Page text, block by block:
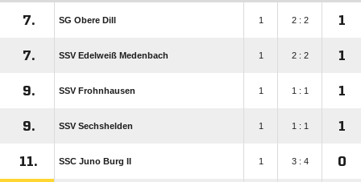
7. SG Obere Dill 1 2 : 2 1
7. SSV Edelweiß Medenbach 1 2 : 2 1
9. SSV Frohnhausen 1 1 : 1 1
9. SSV Sechshelden 1 1 : 1 1
11. SSC Juno Burg II 1 3 : 4 0